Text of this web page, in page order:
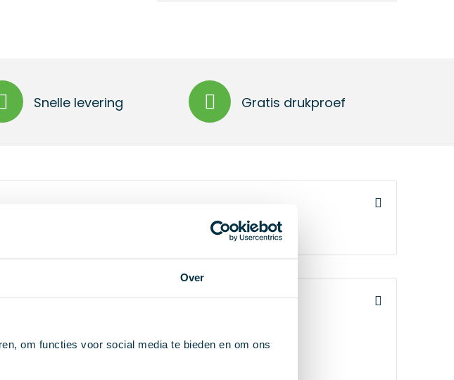
Over
om functies voor social media te bieden en om ons
Snelle levering Gratis drukproef
doos 75 x 70 x 40 mm